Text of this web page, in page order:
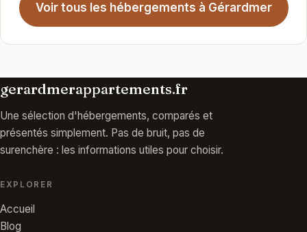
Voir tous les hébergements à Gérardmer
gerardmerappartements.fr
Une sélection d'hébergements, comparés et
présentés simplement. Pas de bruit, pas de
surenchère : les informations utiles pour choisir.
EXPLORER
Accueil
Blog